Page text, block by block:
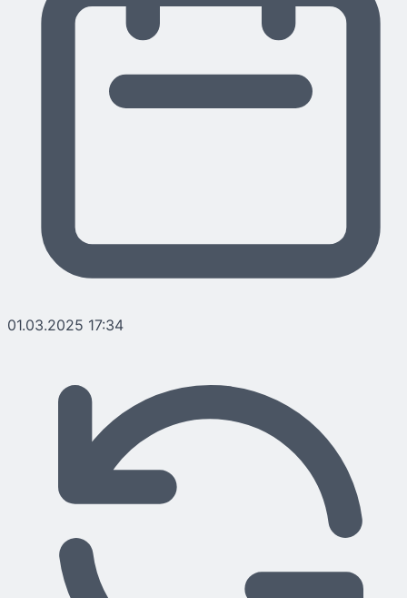
01.03.2025 17:34